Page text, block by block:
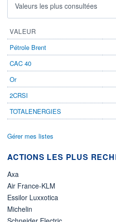
-
Non éligible
Boursobank
+
Valeurs les plus consultées
VALEUR
Pétrole Brent
CAC 40
Or
2CRSI
TOTALENERGIES
Gérer mes listes
ACTIONS LES PLUS
Axa
Air France-KLM
Essilor Luxxotica
Michelin